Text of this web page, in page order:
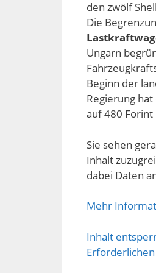
den zwölf
Die
Ungarn
Beginn der
Regierung
auf 480
Sie sehen
Inhalt
dabei Daten
Mehr
Inhalt